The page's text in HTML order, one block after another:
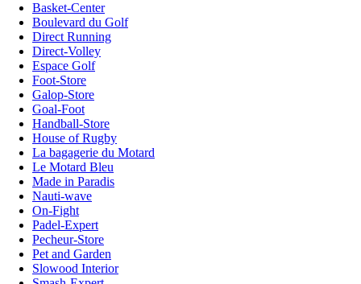
Basket-Center
Boulevard du Golf
Direct Running
Direct-Volley
Espace Golf
Foot-Store
Galop-Store
Goal-Foot
Handball-Store
House of Rugby
La bagagerie du Motard
Le Motard Bleu
Made in Paradis
Nauti-wave
On-Fight
Padel-Expert
Pecheur-Store
Pet and Garden
Slowood Interior